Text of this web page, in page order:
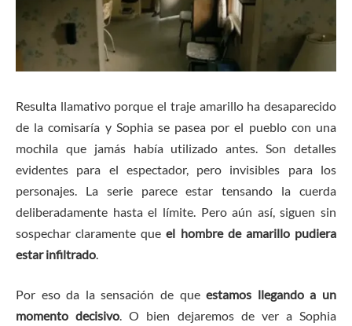
Resulta llamativo porque el traje amarillo ha desaparecido
de la comisaría y Sophia se pasea por el pueblo con una
mochila que jamás había utilizado antes. Son detalles
evidentes para el espectador, pero invisibles para los
personajes. La serie parece estar tensando la cuerda
deliberadamente hasta el límite. Pero aún así, siguen sin
sospechar claramente queel hombre de amarillo pudiera
estar infiltrado
Por eso da la sensación de queestamos llegando a un
momento decisivo. O bien dejaremos de ver a Sophia